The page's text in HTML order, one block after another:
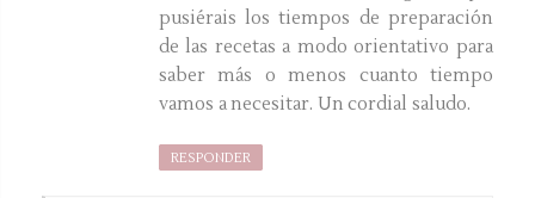
pusiérais los tiempos de preparación
de las recetas a modo orientativo para
saber más o menos cuanto tiempo
vamos a necesitar. Un cordial saludo.
RESPONDER